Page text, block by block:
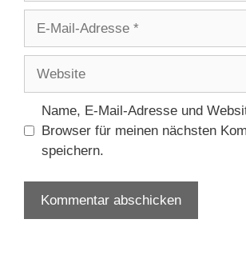
Adresse
Name, E-Mail-Adresse und
Browser für meinen nächsten
speichern.